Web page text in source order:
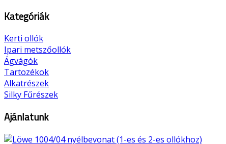
Kategóriák
Kerti ollók
Ipari metszőollók
Ágvágók
Tartozékok
Alkatrészek
Silky Fűrészek
Ajánlatunk